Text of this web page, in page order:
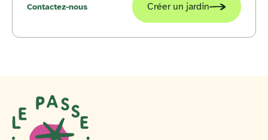
Contactez-nous Créer un jardin